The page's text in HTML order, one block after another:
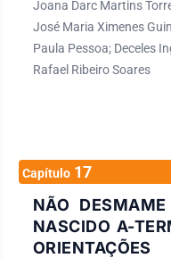
Joana Darc Martins
José Maria Ximenes
Paula Pessoa; Deceles
Rafael Ribeiro Soares
Capítulo 17
NÃO
NASCIDO A-